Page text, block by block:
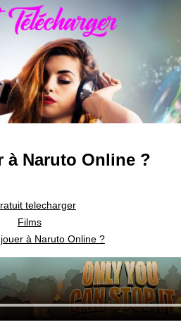
à Naruto Online ?
telecharger
Films
à Naruto Online ?